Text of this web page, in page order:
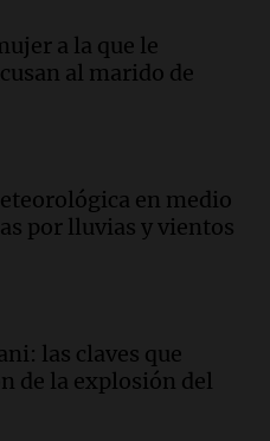
según informe
tras el cierre de
preocupación
a la que le
al marido de
en medio
por lluvias y vientos
las claves que
de la explosión del